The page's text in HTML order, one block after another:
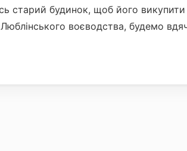
старий будинок, щоб його викупити
Люблінського воєводства, будемо